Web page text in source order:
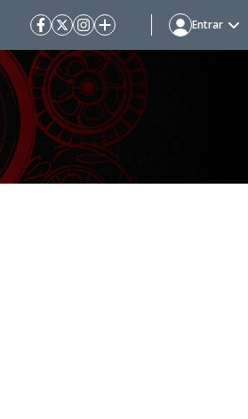
Entrar